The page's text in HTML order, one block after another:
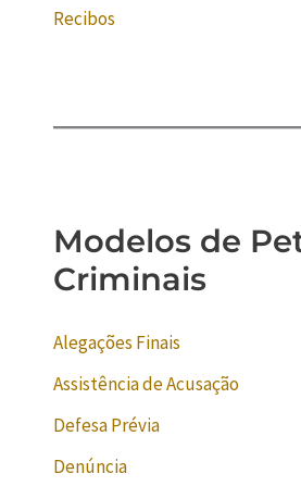
Recibos
Modelos de
Criminais
Alegações Finais
Assistência de Acusação
Defesa Prévia
Denúncia